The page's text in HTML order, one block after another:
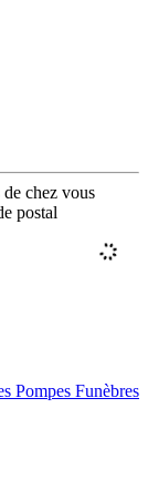
chez vous
postal
Pompes Funèbres